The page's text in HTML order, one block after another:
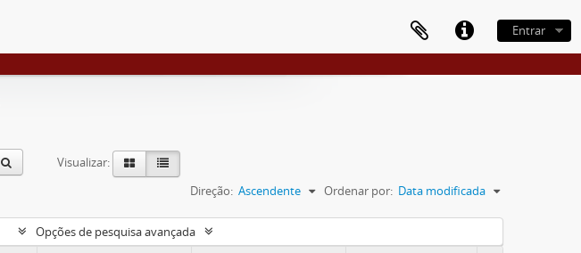
Entrar
Visualizar:
Ordenar por: Data modificada
Direção: Ascendente
Opções de pesquisa avançada